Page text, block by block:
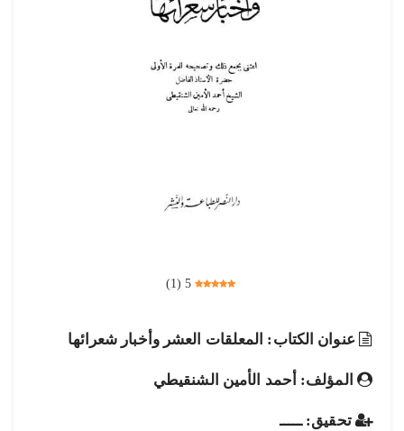
5
(
1
)
عنوان الكتاب: المعلقات العشر وأخبار شعرائها
المؤلف: أحمد الأمين الشنقيطي
تحقيق: ـــــ